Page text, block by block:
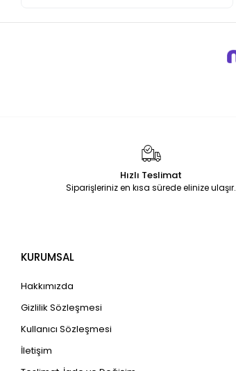
Hızlı Teslimat
Siparişleriniz en kısa sürede elinize ulaşır.
KURUMSAL
Hakkımızda
Gizlilik Sözleşmesi
Kullanıcı Sözleşmesi
İletişim